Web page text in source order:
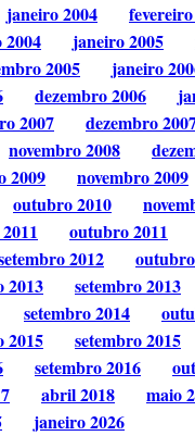
janeiro 2004
2004 janeiro 2005
2005 janeiro
dezembro 2006
2007 dezembro
novembro 2008
2009 novembro 2009
outubro 2010
outubro 2011
2012
2013 setembro 2013
setembro 2014
2015 setembro 2015
setembro 2016
abril 2018 maio
janeiro 2026